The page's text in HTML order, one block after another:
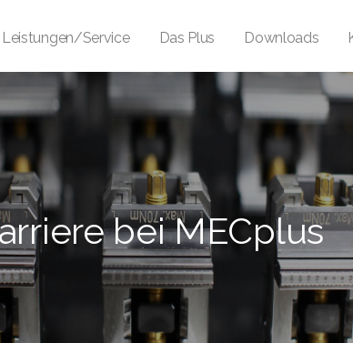
Leistungen/Service Das Plus Downloads
bei MECplus